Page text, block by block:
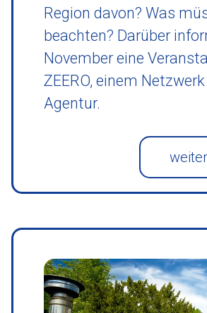
Region davon? Was
beachten? Darüber
November eine
ZEERO, einem
Agentur.